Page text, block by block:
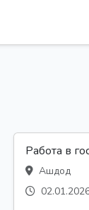
Работа в
Ашдод